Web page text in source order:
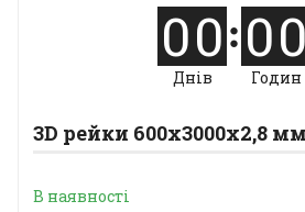
00
Днів
00
Годин
3D рейки 600х3000х2,8
В наявності